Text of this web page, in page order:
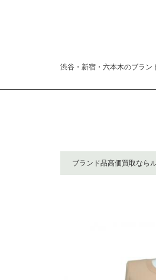
渋谷・新宿・六本木のブラン
ブランド品高価買取なら